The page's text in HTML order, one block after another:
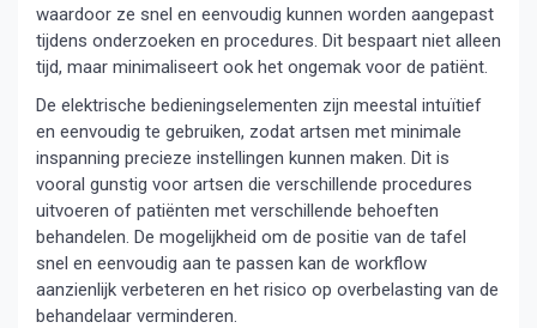
waardoor ze snel en eenvoudig kunnen worden aangepast
tijdens onderzoeken en procedures. Dit bespaart niet alleen
tijd, maar minimaliseert ook het ongemak voor de patiënt.
De elektrische bedieningselementen zijn meestal intuïtief
en eenvoudig te gebruiken, zodat artsen met minimale
inspanning precieze instellingen kunnen maken. Dit is
vooral gunstig voor artsen die verschillende procedures
uitvoeren of patiënten met verschillende behoeften
behandelen. De mogelijkheid om de positie van de tafel
snel en eenvoudig aan te passen kan de workflow
aanzienlijk verbeteren en het risico op overbelasting van de
behandelaar verminderen.